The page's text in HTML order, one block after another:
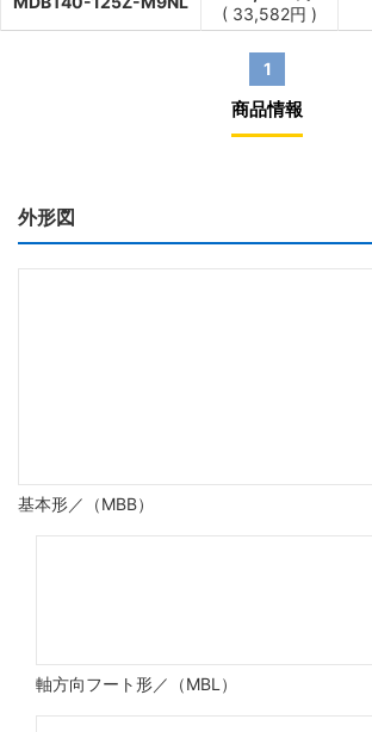
( 33,582円 )
1
商品情報
外形図
基本形／（MBB）
軸方向フート形／（MBL）